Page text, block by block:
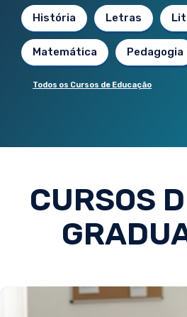
História Letras
Matemática Pedagogia
Todos os Cursos de Educação
CURSOS